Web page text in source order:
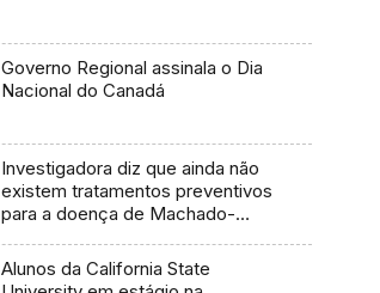
Governo Regional assinala o Dia
Nacional do Canadá
Investigadora diz que ainda não
existem tratamentos preventivos
para a doença de Machado-
Alunos da California State